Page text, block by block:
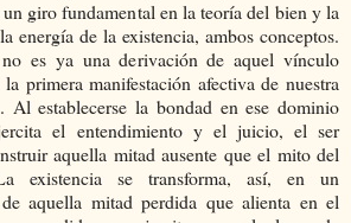
giro fundamental en la teoría del bien y la
energía de la existencia, ambos conceptos.
es ya una derivación de aquel vínculo
primera manifestación afectiva de nuestra
Al establecerse la bondad en ese dominio
el entendimiento y el juicio, el ser
aquella mitad ausente que el mito del
existencia se transforma, así, en un
aquella mitad perdida que alienta en el